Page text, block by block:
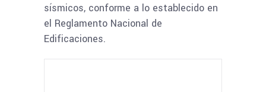
sísmicos, conforme a lo establecido en
el Reglamento Nacional de
Edificaciones.